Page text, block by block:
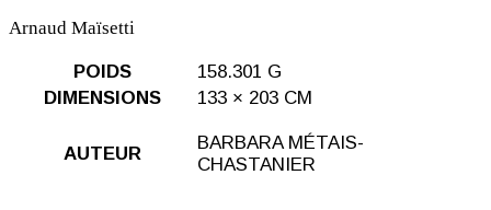
Arnaud Maïsetti
POIDS
158.301 G
DIMENSIONS
133 × 203 CM
AUTEUR
BARBARA MÉTAIS-
CHASTANIER